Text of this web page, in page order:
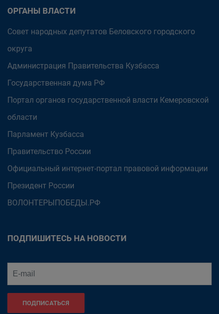
ОРГАНЫ ВЛАСТИ
Совет народных депутатов Беловского городского
округа
Администрация Правительства Кузбасса
Государственная дума РФ
Портал органов государственной власти Кемеровской
области
Парламент Кузбасса
Правительство России
Официальный интернет-портал правовой информации
Президент России
ВОЛОНТЕРЫПОБЕДЫ.РФ
ПОДПИШИТЕСЬ НА НОВОСТИ
ПОДПИСАТЬСЯ